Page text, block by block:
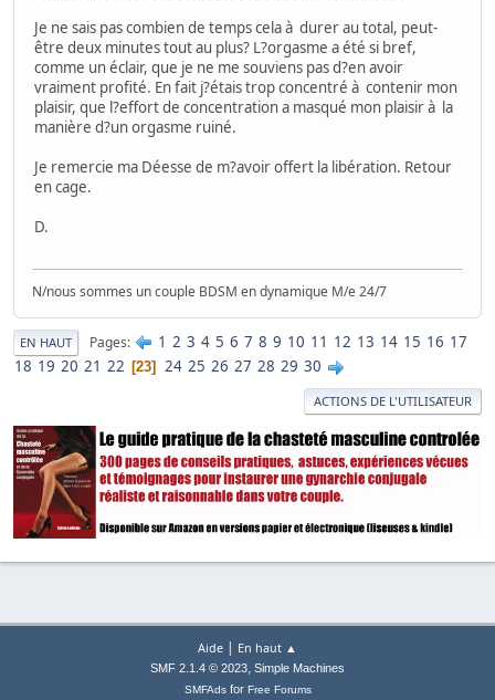
Je ne sais pas combien de temps cela à durer au total, peut-
être deux minutes tout au plus? L?orgasme a été si bref,
comme un éclair, que je ne me souviens pas d?en avoir
vraiment profité. En fait j?étais trop concentré à contenir mon
plaisir, que l?effort de concentration a masqué mon plaisir à la
manière d?un orgasme ruiné.
Je remercie ma Déesse de m?avoir offert la libération. Retour
en cage.
D.
N/nous sommes un couple BDSM en dynamique M/e 24/7
EN HAUT Pages 1 2 3 4 5 6 7 8 9 10 11 12 13 14 15 16 17
18 19 20 21 22 23 24 25 26 27 28 29 30
ACTIONS DE L'UTILISATEUR
Aide | En haut ▲
SMF 2.1.4 © 2023, Simple Machines
SMFAdsfor Free Forums